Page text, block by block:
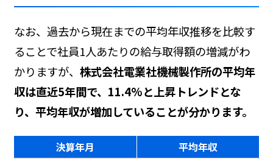
なお、過去から現在までの平均年収推移を比較す
ることで社員1人あたりの給与取得額の増減がわ
かりますが、 株式会社電業社機械製作所の平均年
収は直近5年間で、11.4%と上昇トレンドとな
り、平均年収が増加していることが分かります。
決算年月
平均年収